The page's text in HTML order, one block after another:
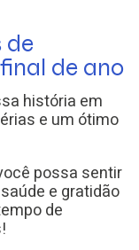
de
de ano
história em
e um ótimo
possa sentir
e gratidão
de